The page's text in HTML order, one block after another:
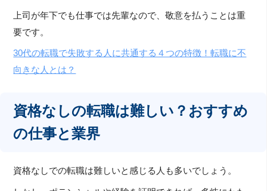
上司が年下でも仕事では先輩なので、敬意を払うことは重
要です。
30代の転職で失敗する人に共通する４つの特徴！転職に不
向きな人とは？
資格なしの転職は難しい？おすすめ
の仕事と業界
資格なしでの転職は難しいと感じる人も多いでしょう。